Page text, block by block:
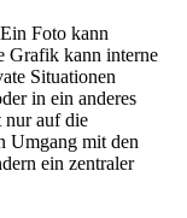
Foto kann
Grafik kann interne
Situationen
in ein anderes
nur auf die
Umgang mit den
ein zentraler